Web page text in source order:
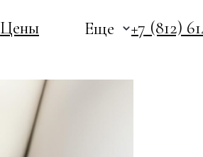
+7 (812)
Цены Еще